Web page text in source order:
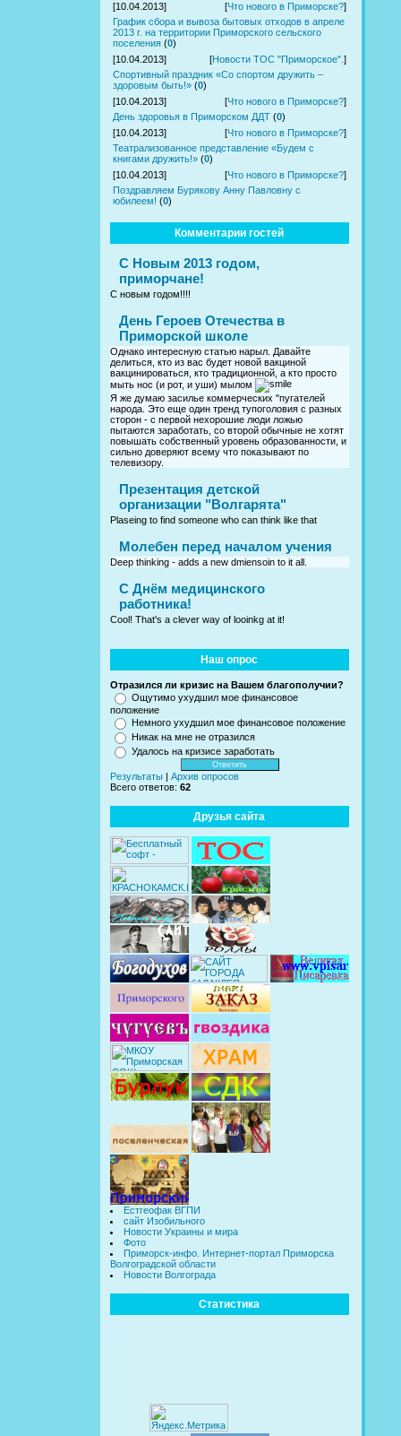
[10.04.2013] [Что нового в Приморске?]
График сбора и вывоза бытовых отходов в апреле
2013 г. на территории Приморского сельского
поселения (0)
[10.04.2013]
[Новости ТОС "Приморское". ]
Спортивный праздник «Со спортом дружить –
здоровым быть!» (0)
[10.04.2013]
[Что нового в Приморске?]
День здоровья в Приморском ДДТ (0)
[10.04.2013]
[Что нового в Приморске?]
Театрализованное представление «Будем с
книгами дружить!» (0)
[10.04.2013]
[Что нового в Приморске?]
Поздравляем Бурякову Анну Павловну с
юбилеем! (0)
Комментарии гостей
С Новым 2013 годом,
приморчане!
С новым годом!!!!
День Героев Отечества в
Приморской школе
Однако интересную статью нарыл. Давайте
делиться, кто из вас будет новой вакциной
вакцинироваться, кто традиционной, а кто просто
мыть нос (и рот, и уши) мылом
Я же думаю засилье коммерческих "пугателей
народа. Это еще один тренд тупоголовия с разных
сторон - с первой нехорошие люди ложью
пытаются заработать, со второй обычные не хотят
повышать собственный уровень образованности, и
сильно доверяют всему что показывают по
телевизору.
Презентация детской
организации "Волгарята"
Plaseing to find someone who can think like that
Молебен перед началом учения
Deep thinking - adds a new dmiensoin to it all.
C Днём медицинского
работника!
Cool! That's a clever way of looinkg at it!
Наш опрос
Отразился ли кризис на Вашем благополучии?
Ощутимо ухудшил мое финансовое
положение
Немного ухудшил мое финансовое положение
Никак на мне не отразился
Удалось на кризисе заработать
Результаты
Архив опросов
Всего ответов: 62
Друзья сайта
Естгеофак ВГПИ
сайт Изобильного
Новости Украины и мира
Фото
Приморск-инфо. Интернет-портал Приморска
Волгоградской области
Новости Волгограда
Статистика